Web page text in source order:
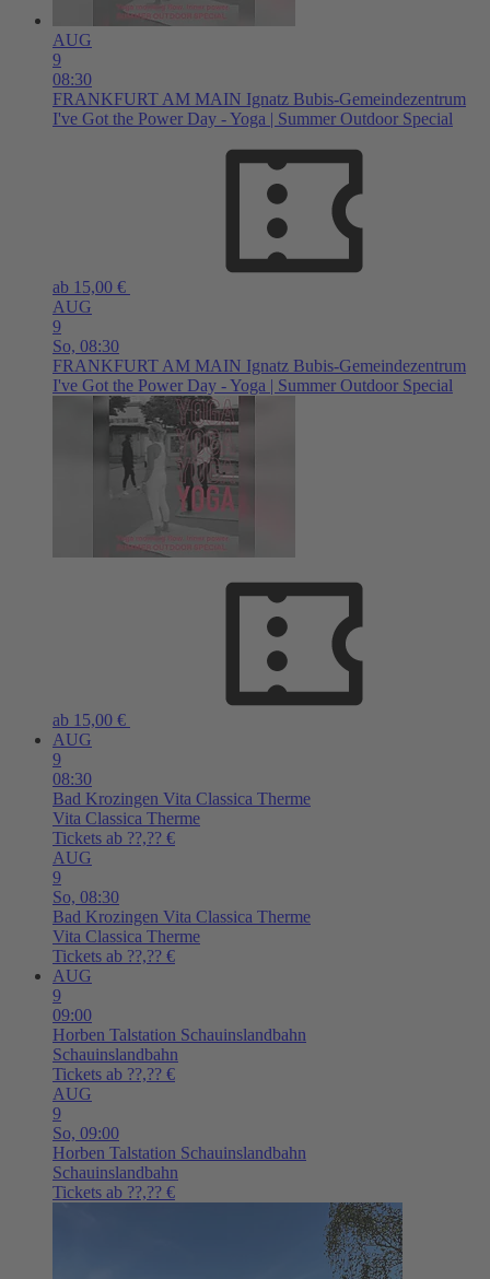
AUG
9
08:30
FRANKFURT AM MAIN Ignatz Bubis-Gemeindezentrum
I've Got the Power Day - Yoga | Summer Outdoor Special
ab 15,00 €
AUG
9
So, 08:30
FRANKFURT AM MAIN Ignatz Bubis-Gemeindezentrum
I've Got the Power Day - Yoga | Summer Outdoor Special
ab 15,00 €
AUG
9
08:30
Bad Krozingen Vita Classica Therme
Vita Classica Therme
Tickets ab ??,?? €
AUG
9
So, 08:30
Bad Krozingen Vita Classica Therme
Vita Classica Therme
Tickets ab ??,?? €
AUG
9
09:00
Horben Talstation Schauinslandbahn
Schauinslandbahn
Tickets ab ??,?? €
AUG
9
So, 09:00
Horben Talstation Schauinslandbahn
Schauinslandbahn
Tickets ab ??,?? €